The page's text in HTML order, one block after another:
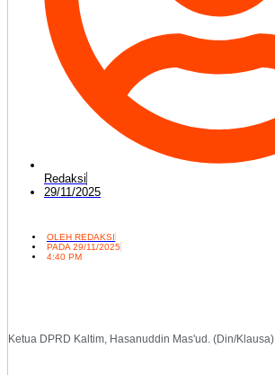
Redaksi
29/11/2025
OLEH REDAKSI
PADA29/11/2025
4:40 PM
Ketua DPRD Kaltim, Hasanuddin Mas'ud. (Din/Klausa)